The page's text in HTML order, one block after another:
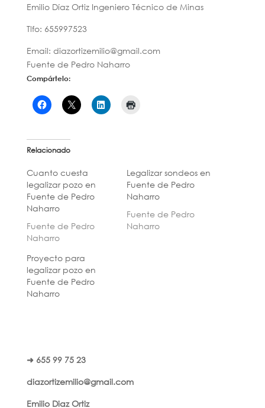
Emilio Díaz Ortiz Ingeniero Técnico de Minas
Tlfo: 655997523
Email: diazortizemilio@gmail.com
Fuente de Pedro Naharro
Compártelo:
Relacionado
Cuanto cuesta
legalizar pozo en
Fuente de Pedro
Naharro
Fuente de Pedro
Naharro
Legalizar sondeos en
Fuente de Pedro
Naharro
Fuente de Pedro
Naharro
Proyecto para
legalizar pozo en
Fuente de Pedro
Naharro
➜ 655 99 75 23
diazortizemilio@gmail.com
Emilio Diaz Ortiz